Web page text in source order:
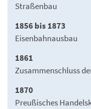
Straßenbau
1856 bis 1873
Eisenbahnausbau
1861
Zusammenschluss
1870
Preußisches